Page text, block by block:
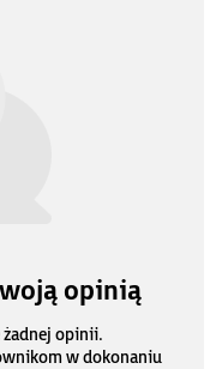
opinią
żadnej opinii.
w dokonaniu